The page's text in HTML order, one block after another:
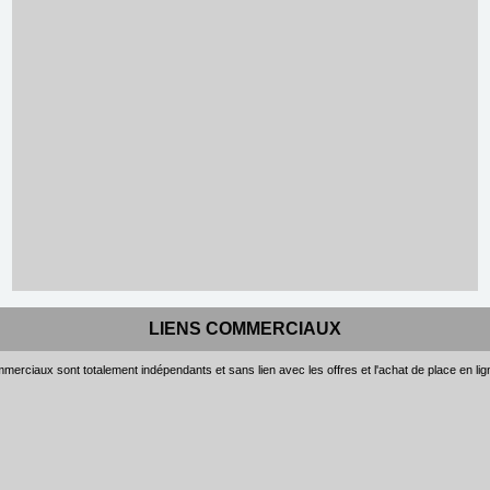
LIENS COMMERCIAUX
sont totalement indépendants et sans lien avec les offres et l'achat de place en